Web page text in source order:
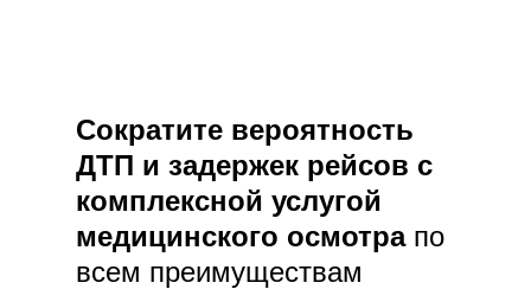
Сократите вероятность
ДТП и задержек рейсов с
комплексной услугой
медицинского осмотрапо
всем преимуществам